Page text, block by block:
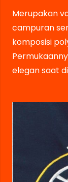
Merupakan
campuran
komposisi
elegan saat